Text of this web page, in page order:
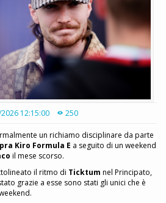
12:15:00 250
un richiamo disciplinare da parte
Kiro Formula E a seguito di un weekend
il mese scorso.
il ritmo di Ticktum nel Principato,
grazie a esse sono stati gli unici che è